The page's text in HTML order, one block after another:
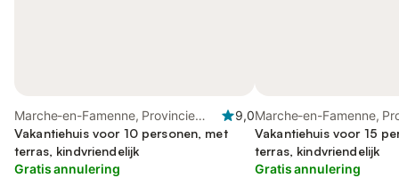
Marche-en-Famenne, Provincie
Luxemburg
9,0
Vakantiehuis voor 10 personen, met
terras, kindvriendelijk
Gratis annulering
Marche-en-Famenne,
Luxemburg
Vakantiehuis voor 15
terras, kindvriendelijk
Gratis annulering